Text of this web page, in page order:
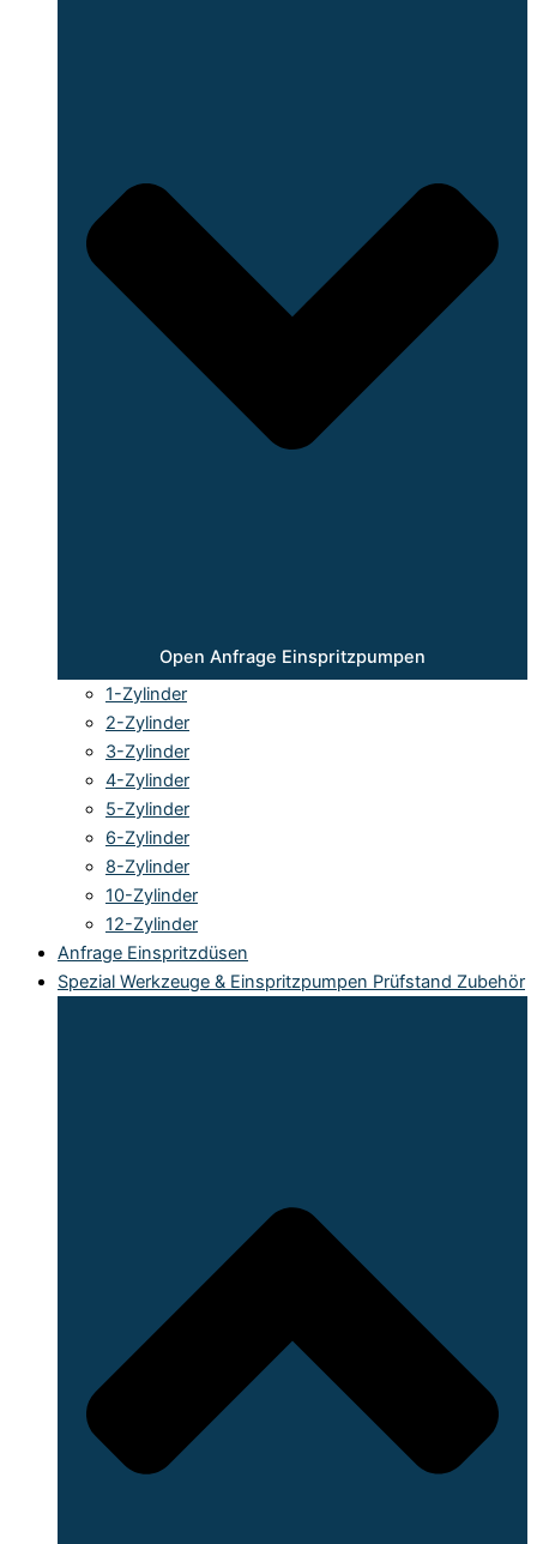
Open Anfrage Einspritzpumpen
1-Zylinder
2-Zylinder
3-Zylinder
4-Zylinder
5-Zylinder
6-Zylinder
8-Zylinder
10-Zylinder
12-Zylinder
Anfrage Einspritzdüsen
Spezial Werkzeuge & Einspritzpumpen Prüfstand Zubehör